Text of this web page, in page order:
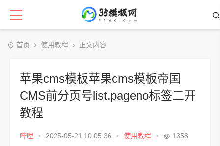
首页 使用教程 正文内容
苹果cms模板苹果cms模板帝国
CMS前分页号list.pageno标签二开
教程
哔哩 • 2025-05-21 10:05:36 • 使用教程 • 1358